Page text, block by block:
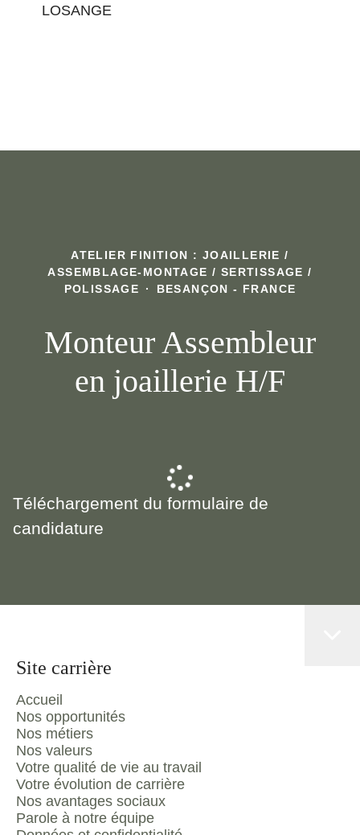
LOSANGE
ATELIER FINITION : JOAILLERIE /
ASSEMBLAGE-MONTAGE / SERTISSAGE /
POLISSAGE
· BESANÇON - FRANCE
Monteur Assembleur
en joaillerie H/F
Téléchargement du formulaire de
candidature
Site carrière
Accueil
Nos opportunités
Nos métiers
Nos valeurs
Votre qualité de vie au travail
Votre évolution de carrière
Nos avantages sociaux
Parole à notre équipe